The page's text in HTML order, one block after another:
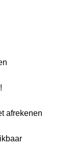
afrekenen